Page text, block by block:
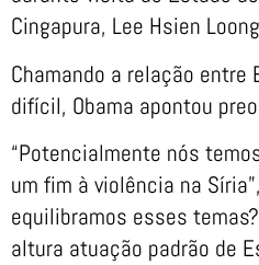
Cingapura, Lee Hsien
Chamando a relação entre
difícil, Obama apontou
“Potencialmente nós
um fim à violência na
equilibramos esses
altura atuação padrão de